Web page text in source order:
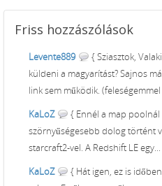
Friss hozzászólások
Levente889
{ Sziasztok,
küldeni a magyarítást? Sajnos
link sem működik.
KaLoZ
{ Ennél a map poolnál
szörnyűségesebb dolog történt
starcraft2-vel. A Redshift LE
KaLoZ
{ Hát igen, ez is